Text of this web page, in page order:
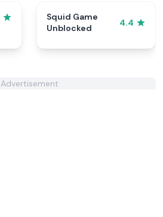
Squid Game
Unblocked
4.4
Advertisement